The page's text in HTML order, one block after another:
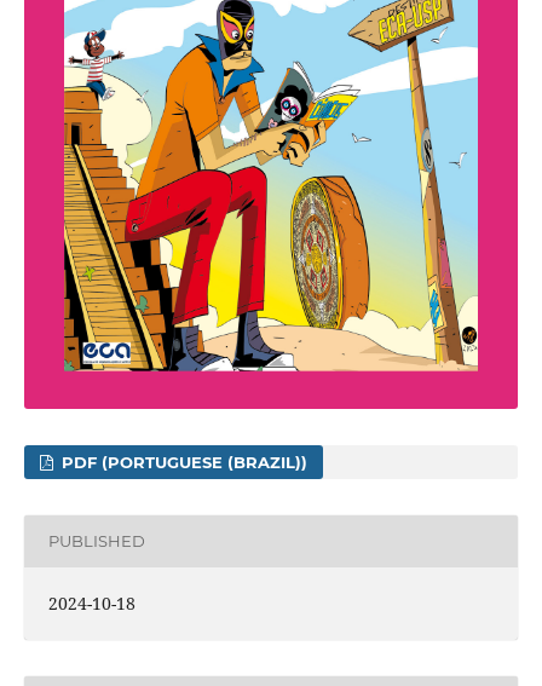
PDF (PORTUGUESE (BRAZIL))
PUBLISHED
2024-10-18